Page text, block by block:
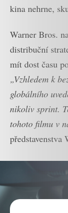
kina nehrne,
Warner Bros.
distribuční
mít dost času
„Vzhledem k
globálního
nikoliv sprint.
tohoto filmu v
představenstva